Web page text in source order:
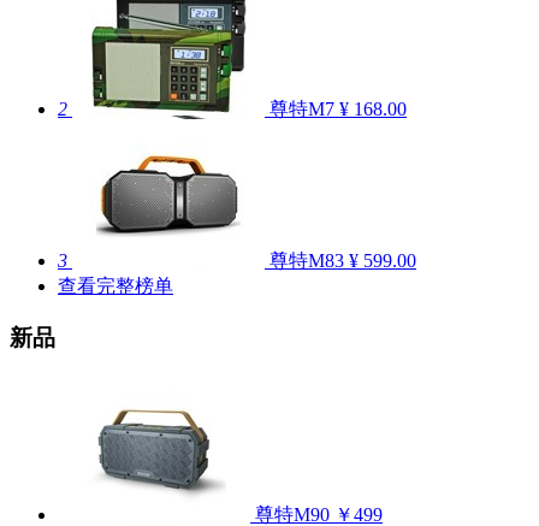
2 尊特M7 ¥ 168.00
3 尊特M83 ¥ 599.00
查看完整榜单
新品
尊特M90 ￥499